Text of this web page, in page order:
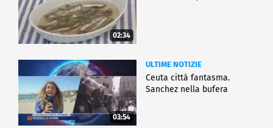
02:34
03:54
ULTIME NOTIZIE
Ceuta città fantasma.
Sanchez nella bufera